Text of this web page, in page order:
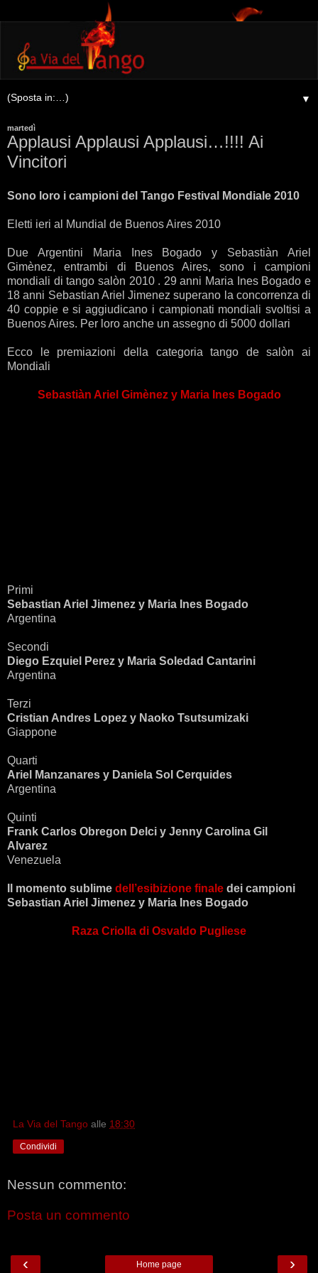
▼
martedì
Applausi Applausi Applausi…!!!! Ai
Vincitori
Sono loro i campioni del Tango Festival Mondiale 2010
Eletti ieri al Mundial de Buenos Aires 2010
Due Argentini Maria Ines Bogado y Sebastiàn Ariel
Gimènez, entrambi di Buenos Aires, sono i campioni
mondiali di tango salòn 2010 . 29 anni Maria Ines Bogado e
18 anni Sebastian Ariel Jimenez superano la concorrenza di
40 coppie e si aggiudicano i campionati mondiali svoltisi a
Buenos Aires. Per loro anche un assegno di 5000 dollari
Ecco le premiazioni della categoria tango de salòn ai
Mondiali
Sebastiàn Ariel Gimènez y Maria Ines Bogado
Primi
Sebastian Ariel Jimenez y Maria Ines Bogado
Argentina
Secondi
Diego Ezquiel Perez y Maria Soledad Cantarini
Argentina
Terzi
Cristian Andres Lopez y Naoko Tsutsumizaki
Giappone
Quarti
Ariel Manzanares y Daniela Sol Cerquides
Argentina
Quinti
Frank Carlos Obregon Delci y Jenny Carolina Gil
Alvarez
Venezuela
Il momento sublime dell’esibizione finale dei campioni
Sebastian Ariel Jimenez y Maria Ines Bogado
Raza Criolla di Osvaldo Pugliese
La Via del Tango alle 18:30
Condividi
Nessun commento:
Posta un commento
‹ ›
Home page